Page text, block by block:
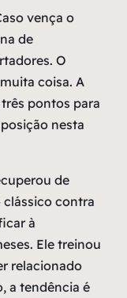
vença o
de
O
coisa. A
pontos para
nesta
de
contra
à
Ele treinou
relacionado
a tendência é